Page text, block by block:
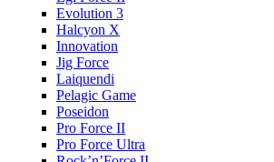
Evolution 3
Halcyon X
Innovation
Jig Force
Laiquendi
Pelagic Game
Poseidon
Pro Force II
Pro Force Ultra